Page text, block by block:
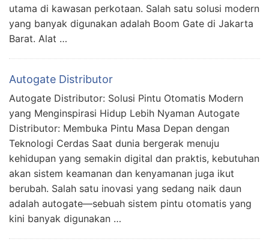
utama di kawasan perkotaan. Salah satu solusi modern
yang banyak digunakan adalah Boom Gate di Jakarta
Barat. Alat …
Autogate Distributor
Autogate Distributor: Solusi Pintu Otomatis Modern
yang Menginspirasi Hidup Lebih Nyaman Autogate
Distributor: Membuka Pintu Masa Depan dengan
Teknologi Cerdas Saat dunia bergerak menuju
kehidupan yang semakin digital dan praktis, kebutuhan
akan sistem keamanan dan kenyamanan juga ikut
berubah. Salah satu inovasi yang sedang naik daun
adalah autogate—sebuah sistem pintu otomatis yang
kini banyak digunakan …